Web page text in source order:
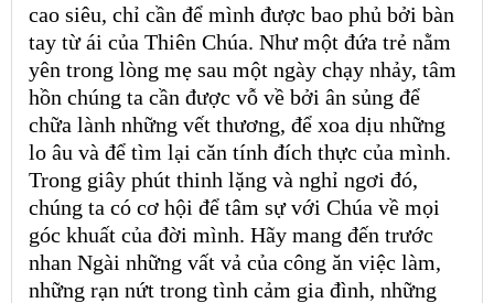
cao siêu, chỉ cần để mình được bao phủ bởi bàn
tay từ ái của Thiên Chúa. Như một đứa trẻ nằm
yên trong lòng mẹ sau một ngày chạy nhảy, tâm
hồn chúng ta cần được vỗ về bởi ân sủng để
chữa lành những vết thương, để xoa dịu những
lo âu và để tìm lại căn tính đích thực của mình.
Trong giây phút thinh lặng và nghỉ ngơi đó,
chúng ta có cơ hội để tâm sự với Chúa về mọi
góc khuất của đời mình. Hãy mang đến trước
nhan Ngài những vất vả của công ăn việc làm,
những rạn nứt trong tình cảm gia đình, những